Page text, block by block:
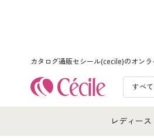
カタログ通販セシール(cecile)のオン
レディース